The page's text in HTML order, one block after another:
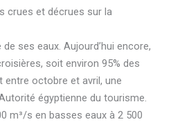
crues et décrues sur la
ses eaux. Aujourd’hui encore,
soit environ 95% des
entre octobre et avril, une
égyptienne du tourisme.
m³/s en basses eaux à 2 500